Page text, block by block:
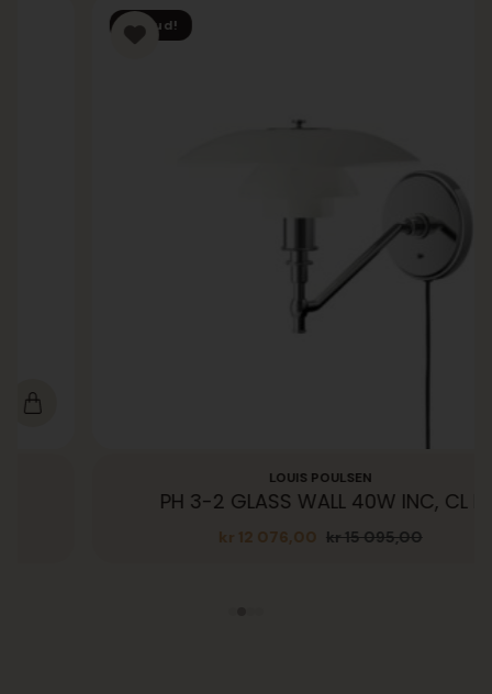
Tilbud!
LOUIS POULSEN
PH 3-2 GLASS WALL 40W INC, CL II
kr15 095,00
Opprinnelig
12 076,00 Nåværende